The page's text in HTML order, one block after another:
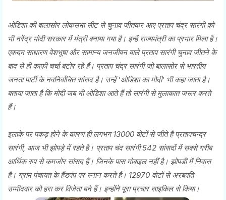
ओडिशा की बालासोर लोकसभा सीट से चुनाव जीतकर आए प्रताप चंद्र सारंगी को
भी नरेंद्र मोदी सरकार में मंत्री बनाया गया है। इन्हें राज्यमंत्री का प्रभार मिला है।
एकदम साधारण वेशभूषा और सामान्य जनजीवन वाले प्रताप सारंगी चुनाव जीतने के
बाद से ही काफी चर्चा बटोर रहे हैं। प्रताप चंद्र सारंगी जो बालासोर से भारतीय
जनता पार्टी के नवनिर्वाचित सांसद है। उन्हें 'ओडिशा का मोदी' भी कहा जाता है।
बताया जाता है कि मोदी जब भी ओडिशा आते हैं तो सारंगी से मुलाकात जरूर करते
हैं।
इलाके पर पकड़ होने के कारण ही लगभग 13000 वोटों से जीते है प्रतापचन्द्र
सारंगी, आज भी झोपड़े में रहते है। प्रताप चंद सारंगी 542 सांसदों में सबसे गरीब
आर्थिक रुप से कमजोर सांसद हैं। जिनके पास मोबाइल नहीं है। झोपडी में निवास
है। ग्राम पंचायत के हैंडपंप पर स्नान करते हैं। 12970 वोटों से अरबपति
उम्मीदवार को हरा कर विजेता बने हैं। इन्होंने पूरा प्रचार साइकिल से किया।